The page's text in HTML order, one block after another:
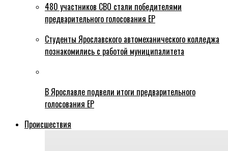
480 участников СВО стали победителями
предварительного голосования ЕР
Студенты Ярославского автомеханического колледжа
познакомились с работой муниципалитета
В Ярославле подвели итоги предварительного
голосования ЕР
Происшествия